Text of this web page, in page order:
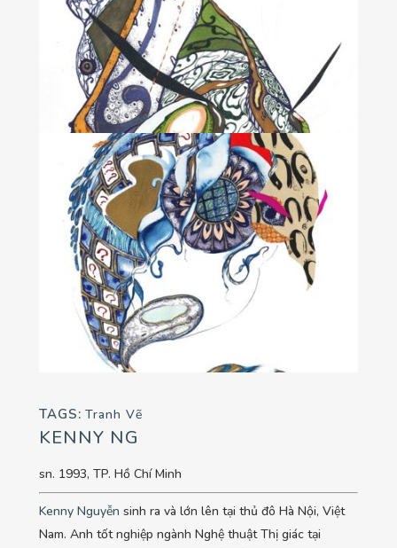
TAGS: Tranh Vẽ
KENNY NG
sn. 1993, TP. Hồ Chí Minh
Kenny Nguyễn sinh ra và lớn lên tại thủ đô Hà Nội, Việt
Nam. Anh tốt nghiệp ngành Nghệ thuật Thị giác tại